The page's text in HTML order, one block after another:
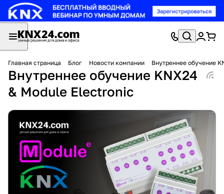
Главная страница Блог Новости компании Внутреннее обучение
Внутреннее обучение KNX24
& Module Electronic